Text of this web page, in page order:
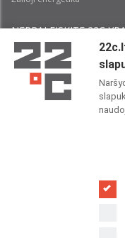
NEPRALEISKITE 22С
Perskaičiau ir
22C SOCIALINIUOSE